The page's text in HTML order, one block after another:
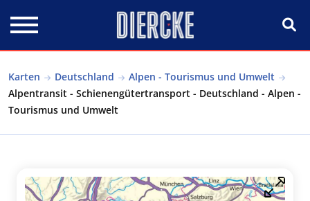
Karten Deutschland
Alpen - Tourismus und Umwelt
Alpentransit - Schienengütertransport - Deutschland - Alpen -
Tourismus und Umwelt